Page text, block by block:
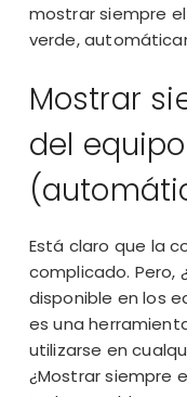
mostrar siempre
verde,
Mostrar
del
Está claro que la
complicado.
disponible en los
es una
utilizarse en
¿Mostrar siempre